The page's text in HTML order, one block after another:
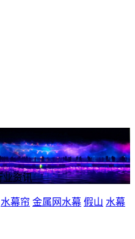
业资讯
水幕帘 金属网水幕 假山 水幕